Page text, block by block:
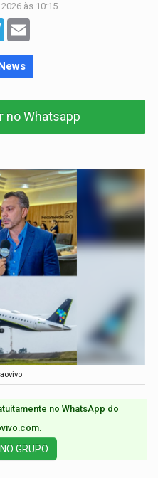
às 10:15
Telegram
no Whatsapp
no WhatsApp do
GRUPO